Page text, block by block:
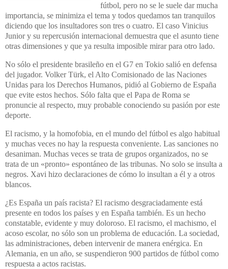
fútbol, pero no se le suele dar mucha
importancia, se minimiza el tema y todos quedamos tan tranquilos
diciendo que los insultadores son tres o cuatro. El caso Vinicius
Junior y su repercusión internacional demuestra que el asunto tiene
otras dimensiones y que ya resulta imposible mirar para otro lado.
No sólo el presidente brasileño en el G7 en Tokio salió en defensa
del jugador. Volker Türk, el Alto Comisionado de las Naciones
Unidas para los Derechos Humanos, pidió al Gobierno de España
que evite estos hechos. Sólo falta que el Papa de Roma se
pronuncie al respecto, muy probable conociendo su pasión por este
deporte.
El racismo, y la homofobia, en el mundo del fútbol es algo habitual
y muchas veces no hay la respuesta conveniente. Las sanciones no
desaniman. Muchas veces se trata de grupos organizados, no se
trata de un «pronto» espontáneo de las tribunas. No solo se insulta a
negros. Xavi hizo declaraciones de cómo lo insultan a él y a otros
blancos.
¿Es España un país racista? El racismo desgraciadamente está
presente en todos los países y en España también. Es un hecho
constatable, evidente y muy doloroso. El racismo, el machismo, el
acoso escolar, no sólo son un problema de educación. La sociedad,
las administraciones, deben intervenir de manera enérgica. En
Alemania, en un año, se suspendieron 900 partidos de fútbol como
respuesta a actos racistas.